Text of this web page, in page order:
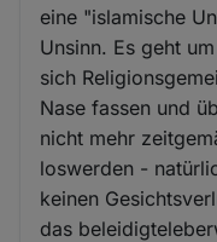
eine "islamische
Unsinn. Es geht
sich
Nase fassen und
nicht mehr
loswerden -
keinen
das